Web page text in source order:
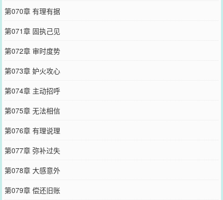
第070章 有理有据
第071章 固执己见
第072章 审时度势
第073章 妒火攻心
第074章 主动招呼
第075章 无法相信
第076章 有理说理
第077章 弥补过失
第078章 大感意外
第079章 偿还旧账